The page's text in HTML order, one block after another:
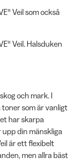
Veil som också
Veil. Halsduken
och mark. I
som är vanligt
har skarpa
din mänskliga
är ett flexibelt
men allra bäst